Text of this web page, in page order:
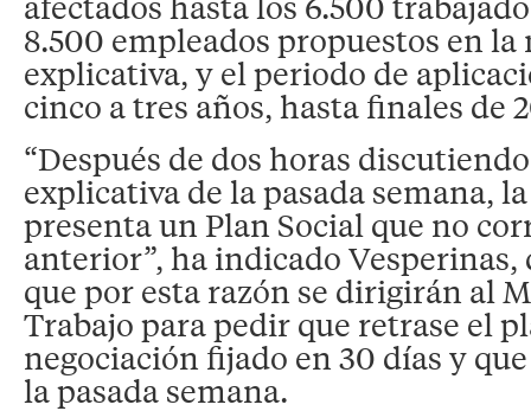
8.500 empleados propuestos en
explicativa, y el periodo de
cinco a tres años, hasta finales de
“Después de dos horas
explicativa de la pasada semana,
presenta un Plan Social que no
anterior”, ha indicado Vesperinas,
que por esta razón se dirigirán al
Trabajo para pedir que retrase el
negociación fijado en 30 días y
la pasada semana.